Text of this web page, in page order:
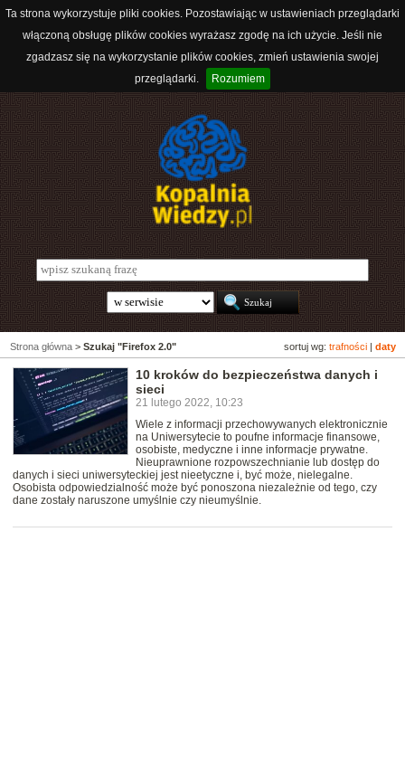
Ta strona wykorzystuje pliki cookies. Pozostawiając w ustawieniach przeglądarki
włączoną obsługę plików cookies wyrażasz zgodę na ich użycie. Jeśli nie
zgadzasz się na wykorzystanie plików cookies, zmień ustawienia swojej
przeglądarki.
Rozumiem
sortuj wg: trafności daty
Strona główna > Szukaj "Firefox 2.0"
10 kroków do bezpieczeństwa danych i
sieci
21 lutego 2022, 10:23
Wiele z informacji przechowywanych elektronicznie
na Uniwersytecie to poufne informacje finansowe,
osobiste, medyczne i inne informacje prywatne.
Nieuprawnione rozpowszechnianie lub dostęp do
danych i sieci uniwersyteckiej jest nieetyczne i, być może, nielegalne.
Osobista odpowiedzialność może być ponoszona niezależnie od tego, czy
dane zostały naruszone umyślnie czy nieumyślnie.